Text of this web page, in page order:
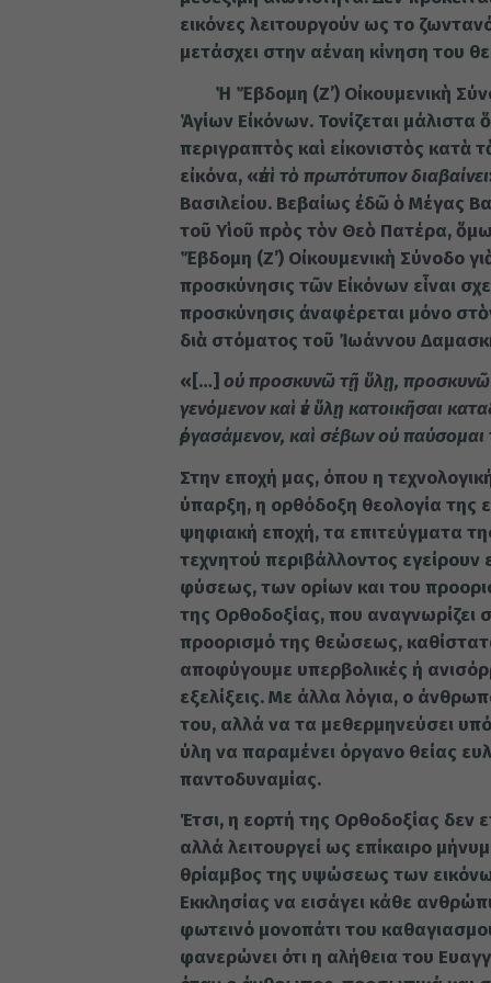
εικόνες λειτουργούν ως το
μετάσχει στην αέναη κίνηση του
Ἡ Ἕβδομη (Ζ’) Οἰκουμενικὴ
Ἁγίων Εἰκόνων. Τονίζεται μάλιστα
περιγραπτὸς καὶ εἰκονιστὸς κατὰ
εἰκόνα, «ἐπὶ τὸ πρωτότυπον διαβαίνει
Βασιλείου. Βεβαίως ἐδῶ ὁ Μέγας
τοῦ Υἱοῦ πρὸς τὸν Θεὸ Πατέρα,
Ἕβδομη (Ζ’) Οἰκουμενικὴ Σύνοδο
προσκύνησις τῶν Εἰκόνων εἶναι
προσκύνησις ἀναφέρεται μόνο
διὰ στόματος τοῦ Ἰωάννου
«[…] οὐ προσκυνῶ τῇ ὕλῃ, προσκυνῶ
γενόμενον καὶ ἐν ὕλῃ κατοικῆσαι
ἐργασάμενον, καὶ σέβων οὐ παύσομαι
Στην εποχή μας, όπου η
ύπαρξη, η ορθόδοξη θεολογία της
ψηφιακή εποχή, τα επιτεύγματα
τεχνητού περιβάλλοντος
φύσεως, των ορίων και του
της Ορθοδοξίας, που αναγνωρίζει
προορισμό της θεώσεως,
αποφύγουμε υπερβολικές ή
εξελίξεις. Με άλλα λόγια, ο
του, αλλά να τα μεθερμηνεύσει
ύλη να παραμένει όργανο θείας
παντοδυναμίας.
Έτσι, η εορτή της Ορθοδοξίας δεν
αλλά λειτουργεί ως επίκαιρο
θρίαμβος της υψώσεως των
Εκκλησίας να εισάγει κάθε
φωτεινό μονοπάτι του
φανερώνει ότι η αλήθεια του